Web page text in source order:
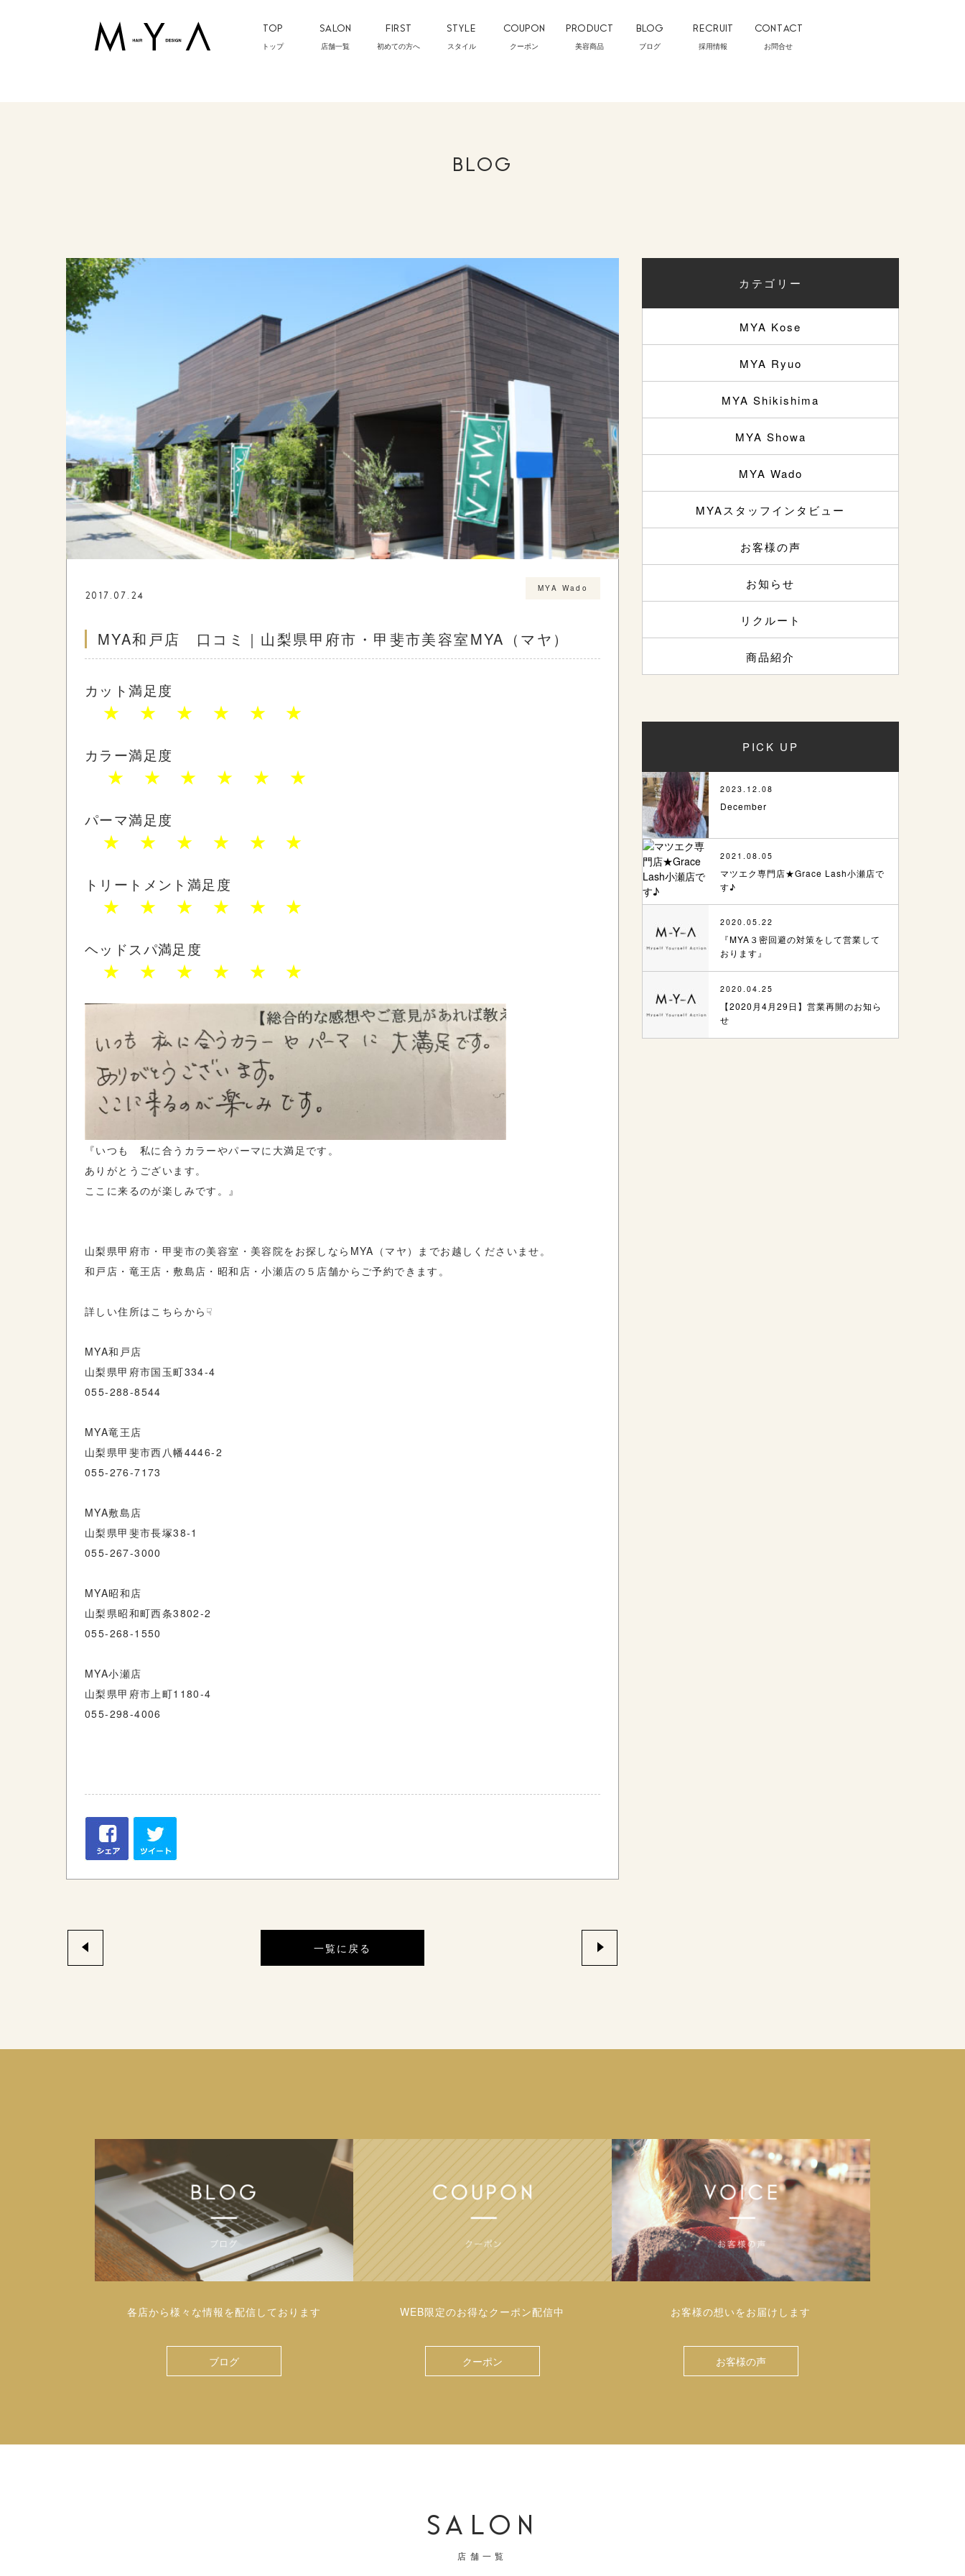
TOP
トップ
SALON
店舗一覧
FIRST
初めての方へ
STYLE
スタイル
COUPON
クーポン
PRODUCT
美容商品
BLOG
ブログ
RECRUIT
採用情報
CONTACT
お問合せ
BLOG
2017.07.24
MYA Wado
MYA和戸店 口コミ｜山梨県甲府市・甲斐市美容室MYA（マヤ）
カット満足度
★ ★ ★ ★ ★ ★
カラー満足度
★ ★ ★ ★ ★ ★
パーマ満足度
★ ★ ★ ★ ★ ★
トリートメント満足度
★ ★ ★ ★ ★ ★
ヘッドスパ満足度
★ ★ ★ ★ ★ ★
『いつも 私に合うカラーやパーマに大満足です。
ありがとうございます。
ここに来るのが楽しみです。』
山梨県甲府市・甲斐市の美容室・美容院をお探しならMYA（マヤ）までお越しくださいませ。
和戸店・竜王店・敷島店・昭和店・小瀬店の５店舗からご予約できます。
詳しい住所はこちらから☟
MYA和戸店
山梨県甲府市国玉町334-4
055-288-8544
MYA竜王店
山梨県甲斐市西八幡4446-2
055-276-7173
MYA敷島店
山梨県甲斐市長塚38-1
055-267-3000
MYA昭和店
山梨県昭和町西条3802-2
055-268-1550
MYA小瀬店
山梨県甲府市上町1180-4
055-298-4006
一覧に戻る
カテゴリー
MYA Kose
MYA Ryuo
MYA Shikishima
MYA Showa
MYA Wado
MYAスタッフインタビュー
お客様の声
お知らせ
リクルート
商品紹介
PICK UP
2023.12.08
December
2021.08.05
マツエク専門店★Grace Lash小瀬店で
す♪
2020.05.22
『MYA３密回避の対策をして営業して
おります』
2020.04.25
【2020月4月29日】営業再開のお知ら
せ
各店から様々な情報を配信しております
ブログ
WEB限定のお得なクーポン配信中
クーポン
お客様の想いをお届けします
お客様の声
SALON
店舗一覧